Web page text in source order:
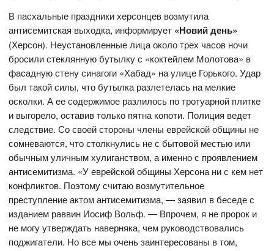
В пасхальные праздники херсонцев возмутила
антисемитская выходка, информирует «Новий день»
(Херсон). Неустановленные лица около трех часов ночи
бросили стеклянную бутылку с «коктейлем Молотова» в
фасадную стену синагоги «Хабад» на улице Горького. Удар
был такой силы, что бутылка разлетелась на мелкие
осколки. А ее содержимое разлилось по тротуарной плитке
и выгорело, оставив только пятна копоти. Полиция ведет
следствие. Со своей стороны члены еврейской общины не
сомневаются, что столкнулись не с бытовой местью или
обычным уличным хулиганством, а именно с проявлением
антисемитизма. «У еврейской общины Херсона ни с кем нет
конфликтов. Поэтому считаю возмутительное
преступление актом антисемитизма, — заявил в беседе с
изданием раввин Иосиф Вольф. — Впрочем, я не пророк и
не могу утверждать наверняка, чем руководствовались
поджигатели. Но все мы очень заинтересованы в том,